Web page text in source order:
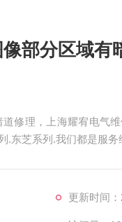
部分区域有
修理，上海耀宥电气
.东芝系列.我们都是服
更新时间